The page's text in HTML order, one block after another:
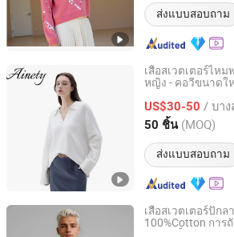
ส่งแบบสอบถาม
เสื้อสเวตเตอร์ไห
หญิง - คอวีขนาด
US$30-50 / บา
50 ชิ้น (MOQ)
ส่งแบบสอบถาม
Xiamen Ainety Garment Co., Ltd.
Fujian, China อัตราจาก
เสื้อสเวตเตอร์ปัก
100%Cotton การ
Zhejiang Mengchuang Clothing Co.,